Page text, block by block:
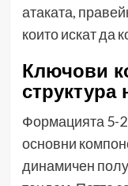
атаката,
които искат да
Ключови
Формацията 5-
основни
динамичен